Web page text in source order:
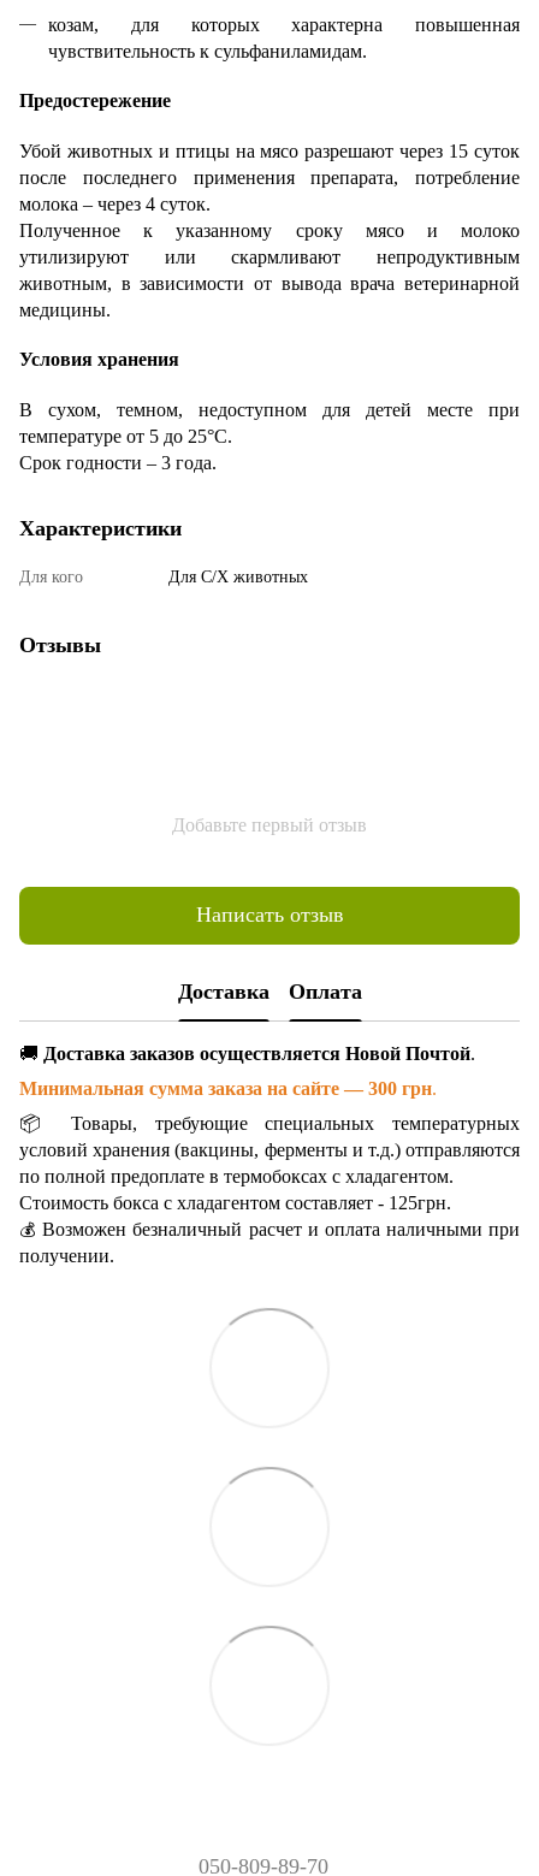
козам, для которых характерна повышенная
чувствительность к сульфаниламидам.
Предостережение
Убой животных и птицы на мясо разрешают через 15 суток
после последнего применения препарата, потребление
молока – через 4 суток.
Полученное к указанному сроку мясо и молоко
утилизируют или скармливают непродуктивным
животным, в зависимости от вывода врача ветеринарной
медицины.
Условия хранения
В сухом, темном, недоступном для детей месте при
температуре от 5 до 25°С.
Срок годности – 3 года.
Характеристики
Для кого Для С/Х животных
Отзывы
Добавьте первый отзыв
Написать отзыв
Доставка Оплата
🚚 Доставка заказов осуществляется Новой Почтой.
Минимальная сумма заказа на сайте — 300 грн.
📦 Товары, требующие специальных температурных
условий хранения (вакцины, ферменты и т.д.) отправляются
по полной предоплате в термобоксах с хладагентом.
Стоимость бокса с хладагентом составляет - 125грн.
💰Возможен безналичный расчет и оплата наличными при
получении.
050-809-89-70